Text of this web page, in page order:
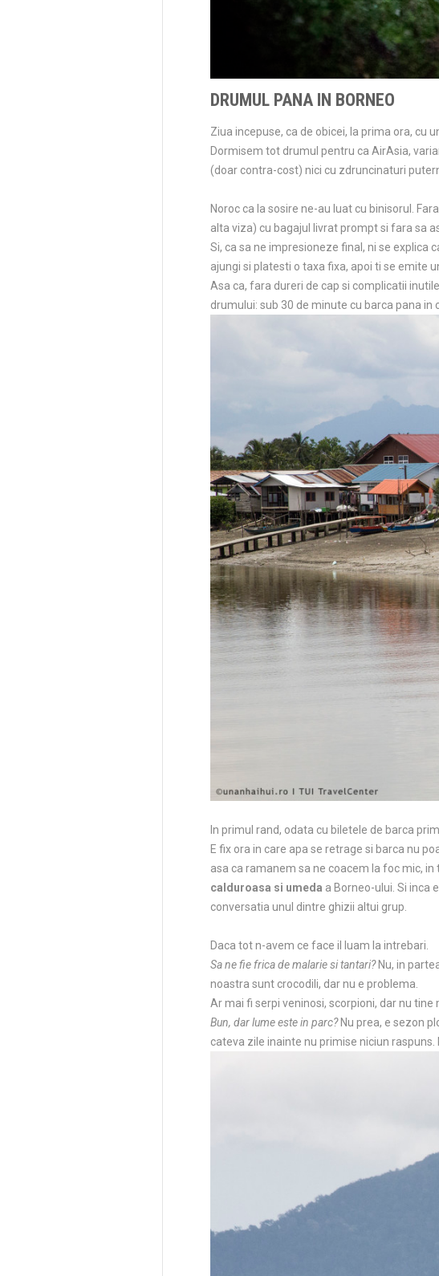
DRUMUL PANA IN BORNEO
Ziua incepuse, ca de obicei, la prima ora, cu
Dormisem tot drumul pentru ca AirAsia,
(doar contra-cost) nici cu zdruncinaturi
Noroc ca la sosire ne-au luat cu binisorul.
alta viza) cu bagajul livrat prompt si fara sa
Si, ca sa ne impresioneze final, ni se explica
ajungi si platesti o taxa fixa, apoi ti se emite
Asa ca, fara dureri de cap si complicatii
drumului: sub 30 de minute cu barca pana in
In primul rand, odata cu biletele de barca
E fix ora in care apa se retrage si barca nu
asa ca ramanem sa ne coacem la foc mic,
calduroasa si umeda a Borneo-ului. Si inca e
conversatia unul dintre ghizii altui grup.
Daca tot n-avem ce face il luam la intrebari.
Sa ne fie frica de malarie si tantari?Nu, in
noastra sunt crocodili, dar nu e problema.
Ar mai fi serpi veninosi, scorpioni, dar nu
Bun, dar lume este in parc?Nu prea, e sezon
cateva zile inainte nu primise niciun